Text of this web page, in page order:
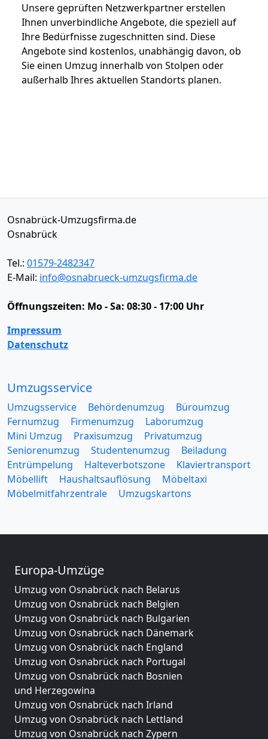
Unsere geprüften Netzwerkpartner erstellen
Ihnen unverbindliche Angebote, die speziell auf
Ihre Bedürfnisse zugeschnitten sind. Diese
Angebote sind kostenlos, unabhängig davon, ob
Sie einen Umzug innerhalb von Stolpen oder
außerhalb Ihres aktuellen Standorts planen.
Osnabrück-Umzugsfirma.de
Osnabrück
Tel.: 01579-2482347
E-Mail: info@osnabrueck-umzugsfirma.de
Öffnungszeiten: Mo - Sa: 08:30 - 17:00 Uhr
Impressum
Datenschutz
Umzugsservice
Umzugsservice Behördenumzug
Büroumzug
Fernumzug
Firmenumzug
Laborumzug
Mini Umzug
Praxisumzug
Privatumzug
Seniorenumzug
Studentenumzug
Beiladung
Entrümpelung
Halteverbotszone
Klaviertransport
Möbellift
Haushaltsauflösung
Möbeltaxi
Möbelmitfahrzentrale
Umzugskartons
Europa-Umzüge
Umzug von Osnabrück nach Belarus
Umzug von Osnabrück nach Belgien
Umzug von Osnabrück nach Bulgarien
Umzug von Osnabrück nach Dänemark
Umzug von Osnabrück nach England
Umzug von Osnabrück nach Portugal
Umzug von Osnabrück nach Bosnien
und Herzegowina
Umzug von Osnabrück nach Irland
Umzug von Osnabrück nach Lettland
Umzug von Osnabrück nach Zypern